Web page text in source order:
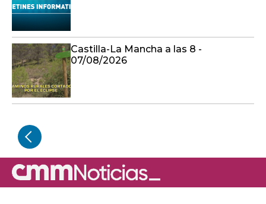
Castilla-La Mancha a las 8 -
07/08/2026